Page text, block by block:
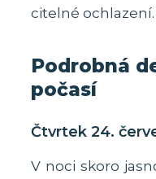
citelné ochlazení.
Podrobná
počasí
Čtvrtek 24.
V noci skoro